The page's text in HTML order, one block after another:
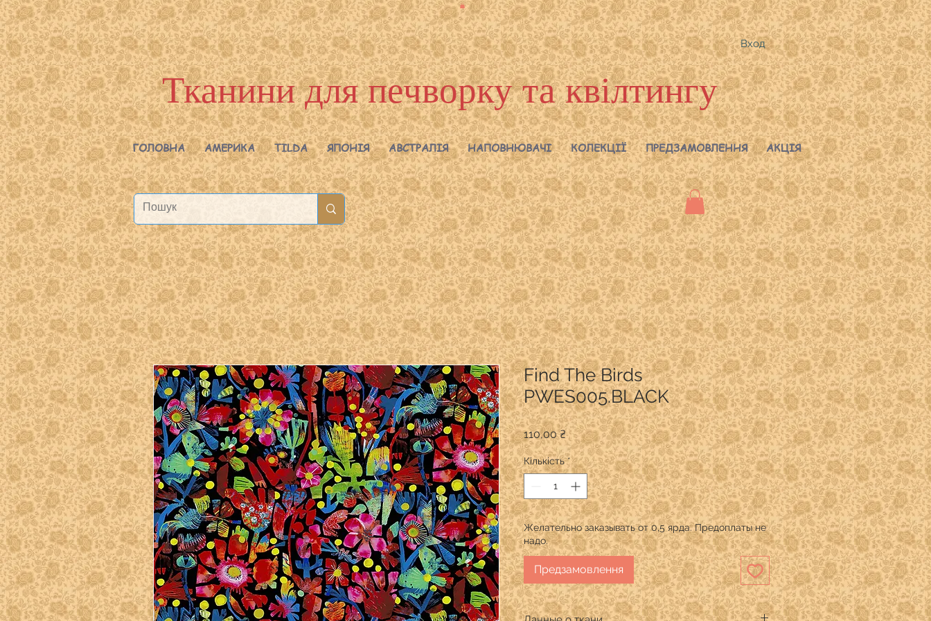
Вход
Тканини для печворку та квілтингу
ГОЛОВНА АМЕРИКА TILDA ЯПОНІЯ АВСТРАЛІЯ НАПОВНЮВАЧІ КОЛЕКЦІЇ ПРЕДЗАМОВЛЕННЯ АКЦІЯ
Find The Birds
PWES005.BLACK
110,00 ₴Ціна
Кількість *
Желательно заказывать от 0,5 ярда. Предоплаты не
надо.
Предзамовлення